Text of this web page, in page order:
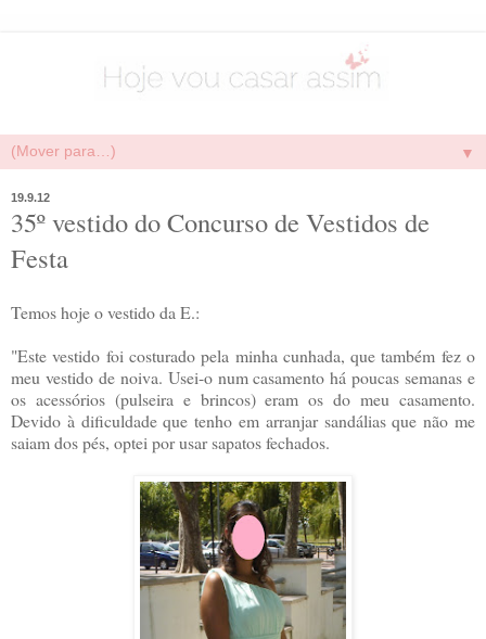
▼
19.9.12
35º vestido do Concurso de Vestidos de
Festa
Temos hoje o vestido da E.:
"Este vestido foi costurado pela minha cunhada, que também fez o
meu vestido de noiva. Usei-o num casamento há poucas semanas e
os acessórios (pulseira ebrincos) eram os do meu casamento.
Devido à dificuldade que tenho em arranjar sandálias que não me
saiam dos pés, optei por usar sapatos fechados.